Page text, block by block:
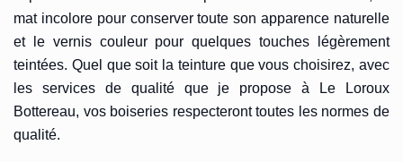
mat incolore pour conserver toute son apparence naturelle
et le vernis couleur pour quelques touches légèrement
teintées. Quel que soit la teinture que vous choisirez, avec
les services de qualité que je propose à Le Loroux
Bottereau, vos boiseries respecteront toutes les normes de
qualité.